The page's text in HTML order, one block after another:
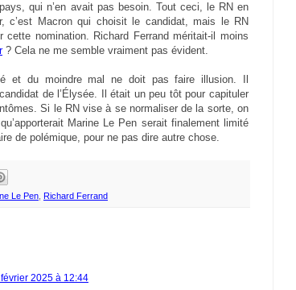
qui n’en avait pas besoin. Tout ceci, le RN en
c’est Macron qui choisit le candidat, mais le RN
nomination. Richard Ferrand méritait-il moins
? Cela ne me semble vraiment pas évident.
et du moindre mal ne doit pas faire illusion. Il
de l’Élysée. Il était un peu tôt pour capituler
Si le RN vise à se normaliser de la sorte, on
Marine Le Pen serait finalement limité
de polémique, pour ne pas dire autre chose.
Le Pen Richard Ferrand
2025 à 12:44